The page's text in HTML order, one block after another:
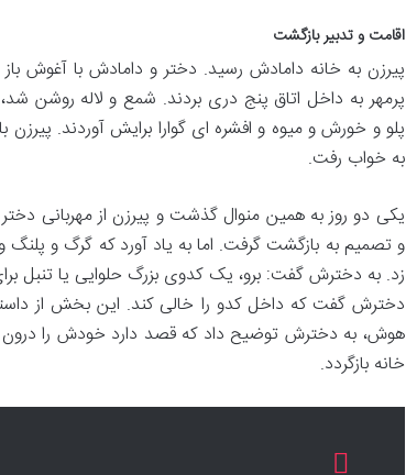
اقامت و تدبیر بازگشت
پیرزن به خانه دامادش رسید. دختر و دامادش با آغوش باز
پرمهر به داخل اتاق پنج دری بردند. شمع و لاله روشن
پلو و خورش و میوه و افشره ای گوارا برایش آوردند.
به خواب رفت.
یکی دو روز به همین منوال گذشت و پیرزن از مهربانی
و تصمیم به بازگشت گرفت. اما به یاد آورد که گرگ و
زد. به دخترش گفت: برو، یک کدوی بزرگ حلوایی یا تنبل
دخترش گفت که داخل کدو را خالی کند. این بخش از
هوش، به دخترش توضیح داد که قصد دارد خودش را درون
خانه بازگردد.